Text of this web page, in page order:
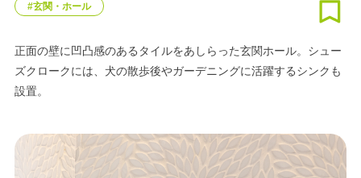
#玄関・ホール
正面の壁に凹凸感のあるタイルをあしらった玄関ホール。シュー
ズクロークには、犬の散歩後やガーデニングに活躍するシンクも
設置。